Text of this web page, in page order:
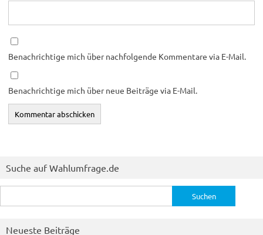
Benachrichtige mich über nachfolgende Kommentare via E-Mail.
Benachrichtige mich über neue Beiträge via E-Mail.
Suche auf Wahlumfrage.de
nach:
Neueste Beiträge